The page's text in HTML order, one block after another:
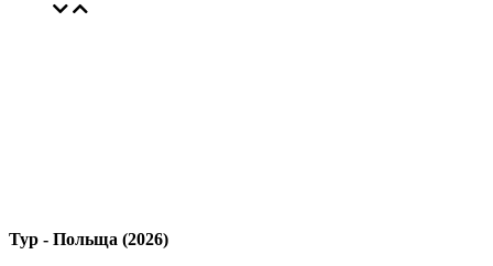
Тур - Польща (2026)